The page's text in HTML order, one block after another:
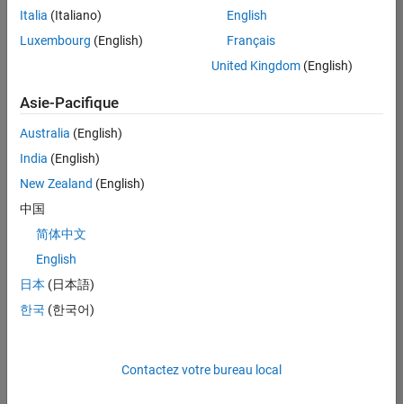
ou
afficher
l’ensemble
d'emploi.
malgré
tout
vous
trouvez
pas
d'offre
corresponde
à vos
Italia (Italiano)
Luxembourg (English)
English
Français
United Kingdom(English)
Asie-Pacifique
Australia (English)
India (English)
New Zealand (English)
中国
简体中文
English
日本 (日本語)
한국 (한국어)
Contactez votre bureau local